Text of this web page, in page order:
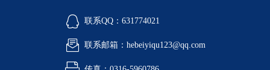
联系QQ：631774021
联系邮箱：hebeiyiqu123@qq.com